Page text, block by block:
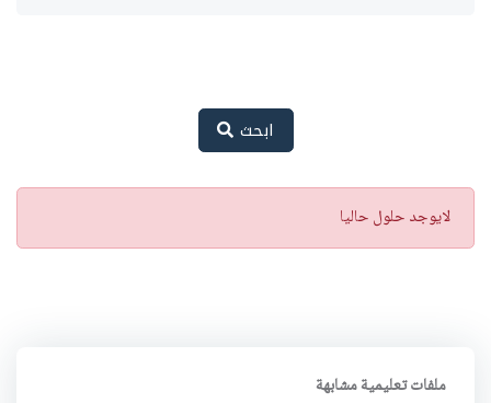
ابحث
تنبيه
لايوجد حلول حاليا
ملفات تعليمية مشابهة